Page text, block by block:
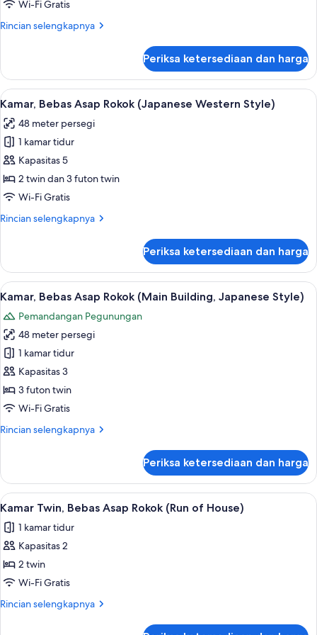
Rokok
House)
Wi-Fi Gratis
Rincian selengkapnya
Rincian
Kamar
Twin,
Bebas
Rokok
(Run
of
House)
Periksa ketersediaan dan harga
Lihat
semua
foto
untuk
Kamar,
Bebas
Asap
(Japanese
Kamar, Bebas Asap Rokok
15
Kamar, Bebas Asap Rokok (Japanese Western Style)
48 meter persegi
1 kamar tidur
Kapasitas 5
2 twin dan 3 futon twin
Wi-Fi Gratis
Rincian selengkapnya
Rincian
Kamar,
Bebas
Asap
(Japanese
Western
Style)
Periksa ketersediaan dan harga
Lihat
semua
foto
untuk
Kamar,
Bebas
Asap
Rokok
Building,
Kamar, Bebas Asap Rokok (Main
11
Kamar, Bebas Asap Rokok (Main Building, Japanese Style)
Pemandangan Pegunungan
48 meter persegi
1 kamar tidur
Kapasitas 3
3 futon twin
Wi-Fi Gratis
Rincian selengkapnya
Rincian
Kamar,
Bebas
Asap
(Main
Building,
Style)
Periksa ketersediaan dan harga
Lihat
semua
foto
untuk
Kamar
Twin,
Bebas
Brankas, meja kerja, ruang kerja
7
Kamar Twin, Bebas Asap Rokok (Run of House)
1 kamar tidur
Kapasitas 2
2 twin
Wi-Fi Gratis
Rincian selengkapnya
Rincian